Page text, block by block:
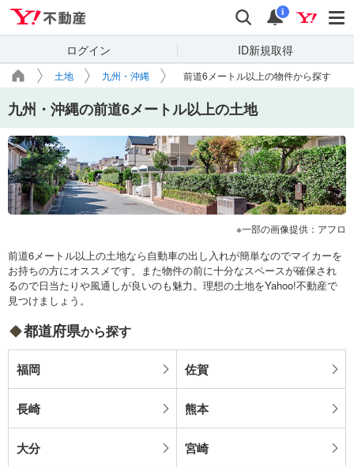
検索 通知
i
ログイン ID新規取得
土地 九州・沖縄 前道6メートル以上の物件から探す
九州・沖縄の前道6メートル以上の土地
一部の画像提供：アフロ
前道6メートル以上の土地なら自動車の出し入れが簡単なのでマイカーを
お持ちの方にオススメです。また物件の前に十分なスペースが確保され
るので日当たりや風通しが良いのも魅力。理想の土地をYahoo!不動産で
見つけましょう。
都道府県から探す
福岡 佐賀
長崎 熊本
大分 宮崎